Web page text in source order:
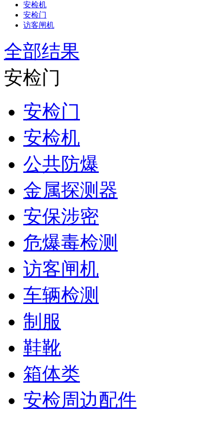
安检机
安检门
访客闸机
全部结果
安检门
安检门
安检机
公共防爆
金属探测器
安保涉密
危爆毒检测
访客闸机
车辆检测
制服
鞋靴
箱体类
安检周边配件